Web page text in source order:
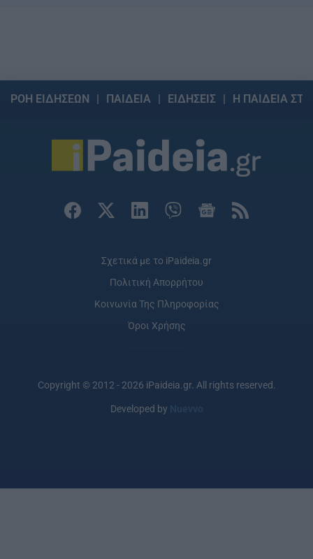
ΡΟΗ ΕΙΔΗΣΕΩΝ ΠΑΙΔΕΙΑ ΕΙΔΗΣΕΙΣ Η ΠΑΙΔΕΙΑ
Σχετικά με το iPaideia.gr
Πολιτική Απορρήτου
Κοινωνία Της Πληροφορίας
Όροι Χρήσης
Copyright © 2012 - 2026 iPaideia.gr. All rights reserved.
Developed by